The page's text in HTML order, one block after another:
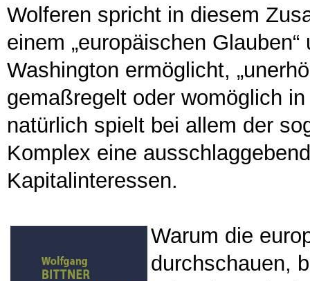
Wolferen spricht in diesem
einem „europäischen
Washington ermöglicht,
gemaßregelt oder womöglich
natürlich spielt bei allem der
Komplex eine
Kapitalinteressen.
Warum die
durchschauen,